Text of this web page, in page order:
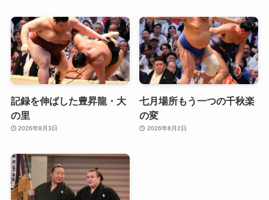
記録を伸ばした豊昇龍・大
の里
2026年8月3日
七月場所もう一つの千秋楽
の変
2026年8月2日